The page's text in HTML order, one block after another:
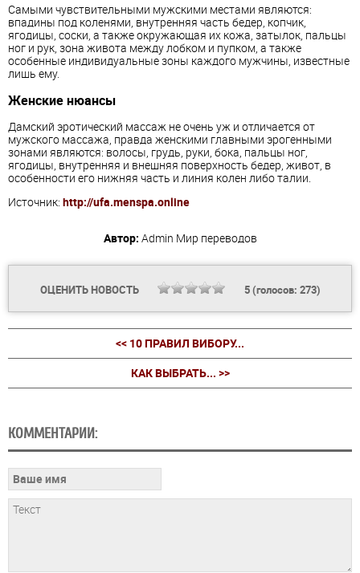
Самыми чувствительными мужскими местами являются:
впадины под коленями, внутренняя часть бедер, копчик,
ягодицы, соски, а также окружающая их кожа, затылок, пальцы
ног и рук, зона живота между лобком и пупком, а также
особенные индивидуальные зоны каждого мужчины, известные
лишь ему.
Женские нюансы
Дамский эротический массаж не очень уж и отличается от
мужского массажа, правда женскими главными эрогенными
зонами являются: волосы, грудь, руки, бока, пальцы ног,
ягодицы, внутренняя и внешняя поверхность бедер, живот, в
особенности его нижняя часть и линия колен либо талии.
Источник: http://ufa.menspa.online
Автор: Admin Мир переводов
ОЦЕНИТЬ НОВОСТЬ 5(голосов: 273)
<< 10 ПРАВИЛ ВИБОРУ...
КАК ВЫБРАТЬ... >>
КОММЕНТАРИИ: